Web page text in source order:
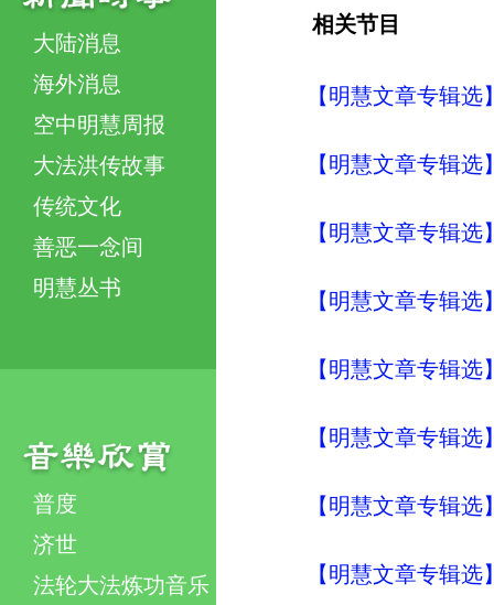
大陆消息
海外消息
空中明慧周报
大法洪传故事
传统文化
善恶一念间
明慧丛书
普度
济世
法轮大法炼功音乐
相关节目
【明慧文章专辑
【明慧文章专辑
【明慧文章专辑
【明慧文章专辑
【明慧文章专辑
【明慧文章专辑
【明慧文章专辑
【明慧文章专辑